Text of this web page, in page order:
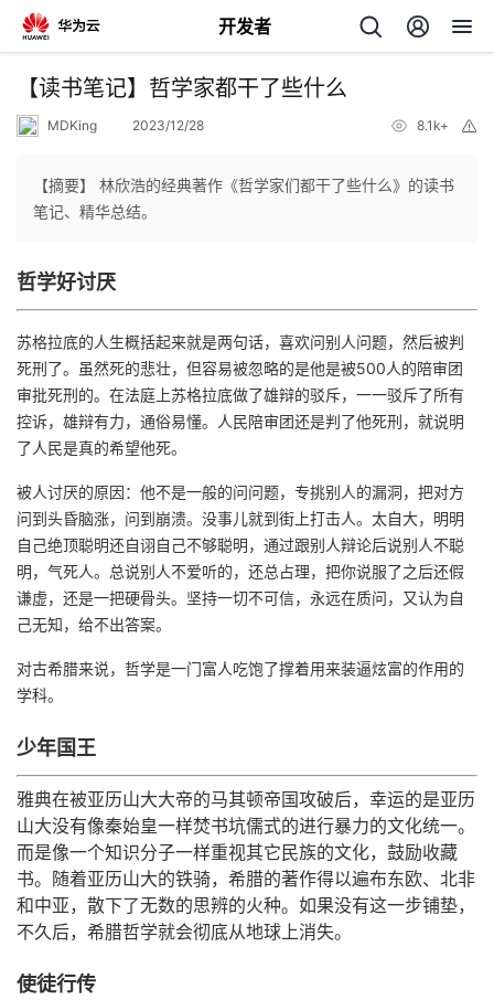
开发者
返
主
页
我
的
开
发
者
博
客
的
论
坛
我
的
圈
子
我
的
直
播
我
的
活
我
的
我
【读书笔记】哲学家都干了些什么
MDKing 2023/12/28 8.1k+
【摘要】 林欣浩的经典著作《哲学家们都干了些什么》的读书
笔记、精华总结。
哲学好讨厌
苏格拉底的人生概括起来就是两句话，喜欢问别人问题，然后被判
死刑了。虽然死的悲壮，但容易被忽略的是他是被500人的陪审团
审批死刑的。在法庭上苏格拉底做了雄辩的驳斥，一一驳斥了所有
控诉，雄辩有力，通俗易懂。人民陪审团还是判了他死刑，就说明
了人民是真的希望他死。
被人讨厌的原因：他不是一般的问问题，专挑别人的漏洞，把对方
问到头昏脑涨，问到崩溃。没事儿就到街上打击人。太自大，明明
自己绝顶聪明还自诩自己不够聪明，通过跟别人辩论后说别人不聪
明，气死人。总说别人不爱听的，还总占理，把你说服了之后还假
谦虚，还是一把硬骨头。坚持一切不可信，永远在质问，又认为自
己无知，给不出答案。
对古希腊来说，哲学是一门富人吃饱了撑着用来装逼炫富的作用的
学科。
少年国王
雅典在被亚历山大大帝的马其顿帝国攻破后，幸运的是亚历
山大没有像秦始皇一样焚书坑儒式的进行暴力的文化统一。
而是像一个知识分子一样重视其它民族的文化，鼓励收藏
书。随着亚历山大的铁骑，希腊的著作得以遍布东欧、北非
和中亚，散下了无数的思辨的火种。如果没有这一步铺垫，
不久后，希腊哲学就会彻底从地球上消失。
使徒行传